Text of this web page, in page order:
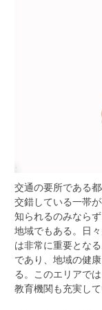
交通の要所である
交錯している一帯が
知られるのみなら
地域でもある。日
は非常に重要とな
であり、地域の健
る。このエリアで
教育機関も充実して